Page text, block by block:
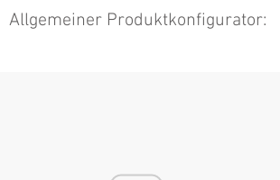
Allgemeiner Produktkonfigurator: